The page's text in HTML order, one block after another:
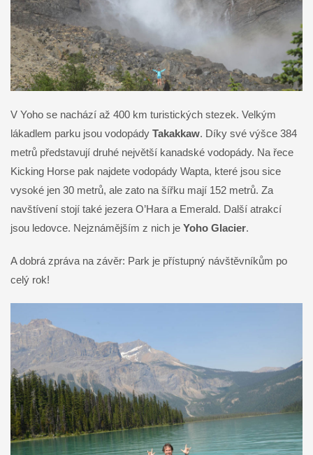
V Yoho se nachází až 400 km turistických stezek. Velkým
lákadlem parku jsou vodopády Takakkaw. Díky své výšce 384
metrů představují druhé největší kanadské vodopády. Na řece
Kicking Horse pak najdete vodopády Wapta, které jsou sice
vysoké jen 30 metrů, ale zato na šířku mají 152 metrů. Za
navštívení stojí také jezera O’Hara a Emerald. Další atrakcí
jsou ledovce. Nejznámějším z nich je Yoho Glacier.
A dobrá zpráva na závěr: Park je přístupný návštěvníkům po
celý rok!